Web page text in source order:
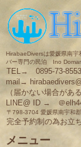
HirabaeDiversは愛媛県南宇
バー専門の民泊 Ino
TEL→ 0895-73-8553
mail→
（届かない場合があ
LINE@ ID → ＠
〒798-3704 愛媛県南宇和
完全予約制の為お立
メニュー